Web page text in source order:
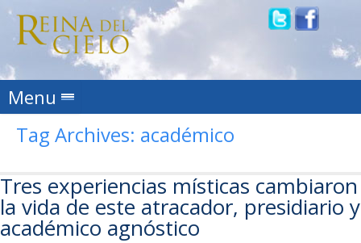
Menu Skip to content
Tag Archives: académico
Tres experiencias místicas cambiaron
la vida de este atracador, presidiario y
académico agnóstico